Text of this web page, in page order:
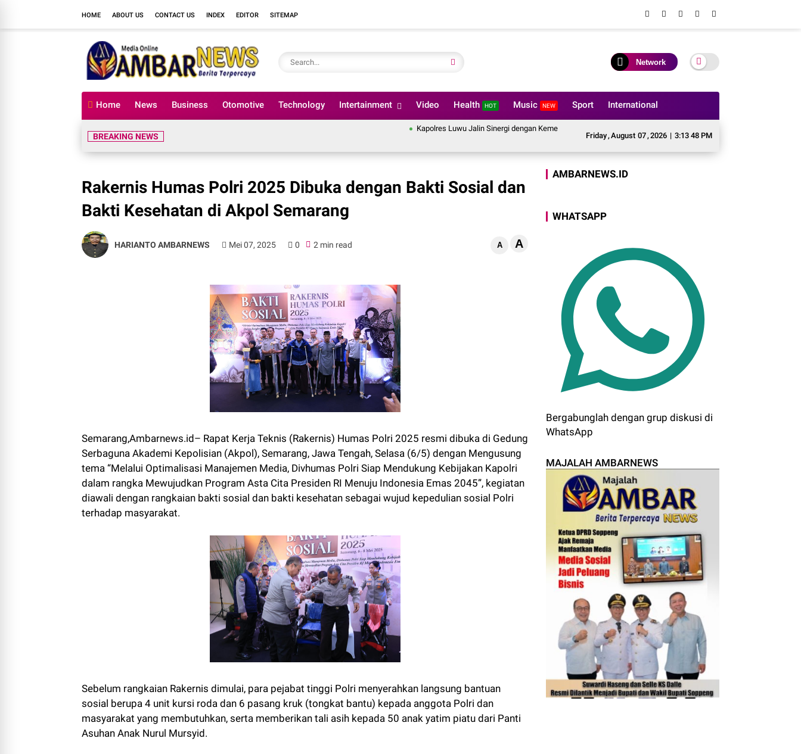
HOME ABOUT US CONTACT US INDEX EDITOR SITEMAP
Network
Home News Business Otomotive Technology Intertainment Video Health HOT Music NEW Sport International
Friday,August 07,2026 | 3:13 49 PM
BREAKING NEWS
Kapolres Luwu Jalin Sinergi dengan Kementerian Agama, Perkuat Fondasi Kerukunan dan Stabilitas Kamtibmas
Rakernis Humas Polri 2025 Dibuka dengan Bakti Sosial dan
Bakti Kesehatan di Akpol Semarang
HARIANTO AMBARNEWS Mei 07, 2025 0 2 min read A A
Semarang,Ambarnews.id– Rapat Kerja Teknis (Rakernis) Humas Polri 2025 resmi dibuka di Gedung
Serbaguna Akademi Kepolisian (Akpol), Semarang, Jawa Tengah, Selasa (6/5) dengan Mengusung
tema “Melalui Optimalisasi Manajemen Media, Divhumas Polri Siap Mendukung Kebijakan Kapolri
dalam rangka Mewujudkan Program Asta Cita Presiden RI Menuju Indonesia Emas 2045”, kegiatan
diawali dengan rangkaian bakti sosial dan bakti kesehatan sebagai wujud kepedulian sosial Polri
terhadap masyarakat.
Sebelum rangkaian Rakernis dimulai, para pejabat tinggi Polri menyerahkan langsung bantuan
sosial berupa 4 unit kursi roda dan 6 pasang kruk (tongkat bantu) kepada anggota Polri dan
masyarakat yang membutuhkan, serta memberikan tali asih kepada 50 anak yatim piatu dari Panti
Asuhan Anak Nurul Mursyid.
AMBARNEWS.ID
WHATSAPP
Bergabunglah dengan grup diskusi di
WhatsApp
MAJALAH AMBARNEWS